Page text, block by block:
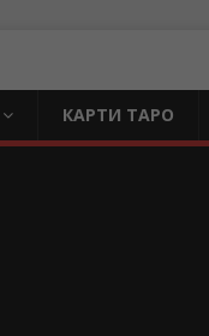
КАРТИ ТАРО